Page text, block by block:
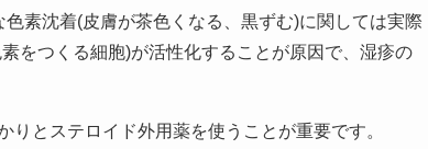
素沈着(皮膚が茶色くなる、黒ずむ)に関しては実際
をつくる細胞)が活性化することが原因で、湿疹の
とステロイド外用薬を使うことが重要です。